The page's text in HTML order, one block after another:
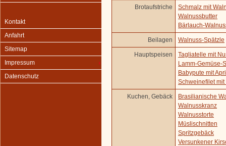
Kontakt
Anfahrt
Sitemap
Impressum
Datenschutz
Brotaufstriche
Schmalz mit
Walnussbutter
Bärlauch-
Beilagen Walnuss-Spätzle
Hauptspeisen
Tagliatelle mit
Lamm-Gemüse-
Babypute mit
Schweinefilet
Kuchen, Gebäck
Brasilianische
Walnusskranz
Walnusstorte
Müslischnitten
Spritzgebäck
Versunkener